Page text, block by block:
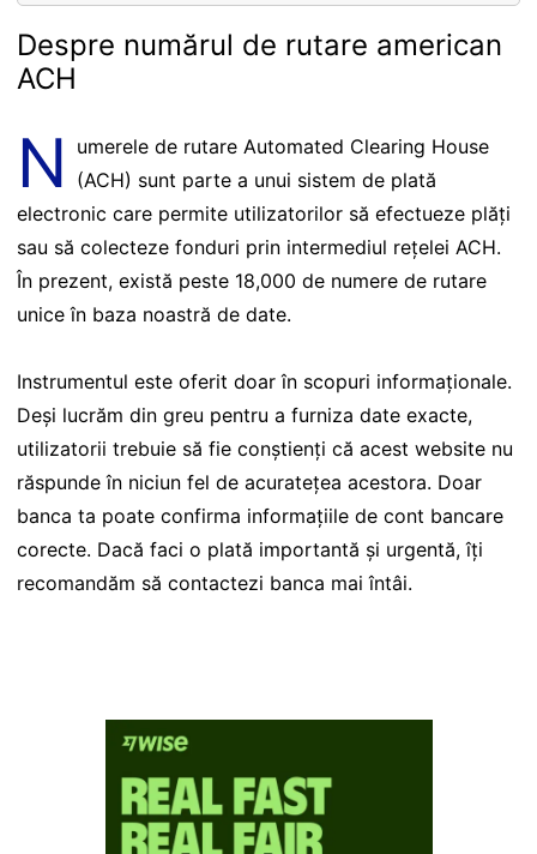
Despre numărul de rutare american
ACH
N
umerele de rutare Automated Clearing House
(ACH) sunt parte a unui sistem de plată
electronic care permite utilizatorilor să efectueze plăți
sau să colecteze fonduri prin intermediul rețelei ACH.
În prezent, există peste 18,000 de numere de rutare
unice în baza noastră de date.
Instrumentul este oferit doar în scopuri informaționale.
Deși lucrăm din greu pentru a furniza date exacte,
utilizatorii trebuie să fie conștienți că acest website nu
răspunde în niciun fel de acuratețea acestora. Doar
banca ta poate confirma informațiile de cont bancare
corecte. Dacă faci o plată importantă și urgentă, îți
recomandăm să contactezi banca mai întâi.